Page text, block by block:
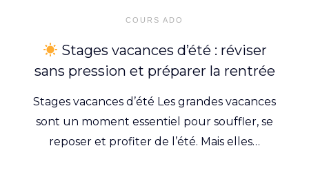
COURS ADO
Stages vacances d’été : réviser
sans pression et préparer la rentrée
Stages vacances d’été Les grandes vacances
sont un moment essentiel pour souffler, se
reposer et profiter de l’été. Mais elles…